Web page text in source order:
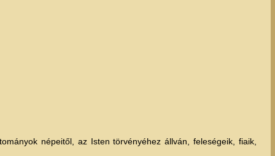
népeitől, az Isten törvényéhez állván, feleségeik, fiaik,